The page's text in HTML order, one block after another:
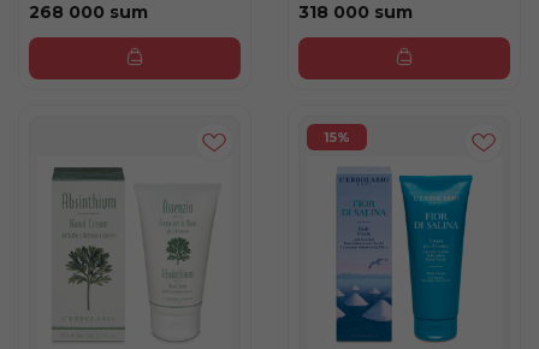
268 000 sum 318 000 sum
15%